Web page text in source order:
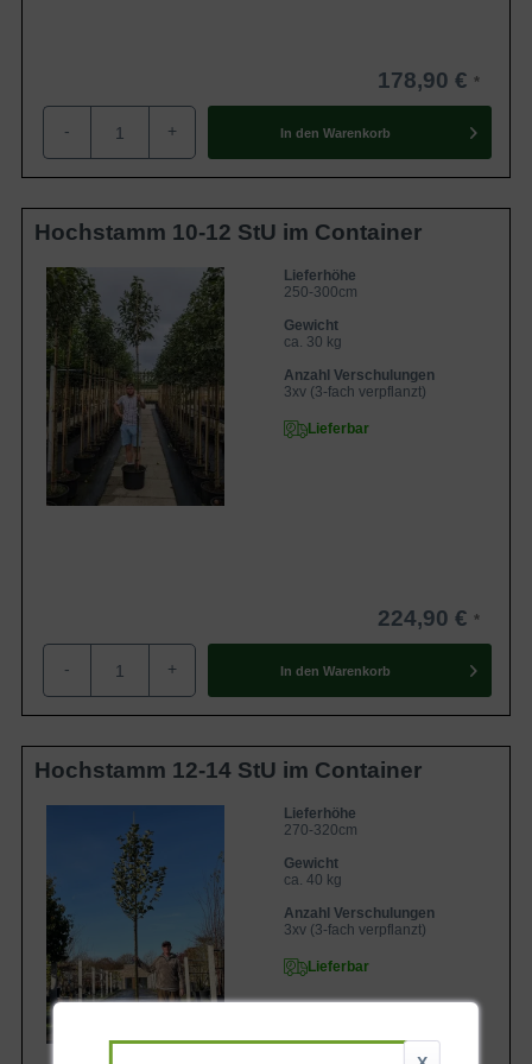
178,90 €
- + In den Warenkorb
Hochstamm 10-12 StU im Container
Lieferhöhe
250-300cm
Gewicht
ca. 30 kg
Anzahl Verschulungen
3xv (3-fach verpflanzt)
Lieferbar
224,90 €
- + In den Warenkorb
Hochstamm 12-14 StU im Container
Lieferhöhe
270-320cm
Gewicht
ca. 40 kg
Anzahl Verschulungen
3xv (3-fach verpflanzt)
Lieferbar